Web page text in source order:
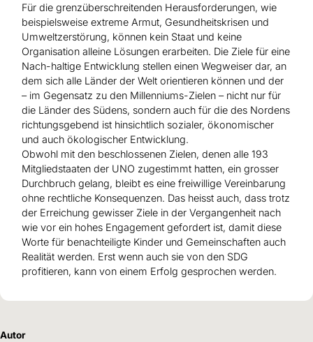
Für die grenzüberschreitenden Herausforderungen, wie
beispielsweise extreme Armut, Gesundheitskrisen und
Umweltzerstörung, können kein Staat und keine
Organisation alleine Lösungen erarbeiten. Die Ziele für eine
Nach-haltige Entwicklung stellen einen Wegweiser dar, an
dem sich alle Länder der Welt orientieren können und der
– im Gegensatz zu den Millenniums-Zielen – nicht nur für
die Länder des Südens, sondern auch für die des Nordens
richtungsgebend ist hinsichtlich sozialer, ökonomischer
und auch ökologischer Entwicklung.
Obwohl mit den beschlossenen Zielen, denen alle 193
Mitgliedstaaten der UNO zugestimmt hatten, ein grosser
Durchbruch gelang, bleibt es eine freiwillige Vereinbarung
ohne rechtliche Konsequenzen. Das heisst auch, dass trotz
der Erreichung gewisser Ziele in der Vergangenheit nach
wie vor ein hohes Engagement gefordert ist, damit diese
Worte für benachteiligte Kinder und Gemeinschaften auch
Realität werden. Erst wenn auch sie von den SDG
profitieren, kann von einem Erfolg gesprochen werden.
Autor